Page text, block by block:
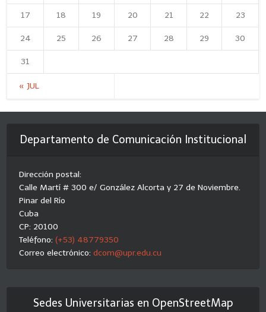
« JUL
17 18 19 20 21 22 23
24 25 26 27 28 29 30
31
Departamento de Comunicación Institucional
Dirección postal:
Calle Martí # 300 e/ González Alcorta y 27 de Noviembre.
Pinar del Río
Cuba
CP: 20100
Teléfono:(+53) 48779350
Correo electrónico:dcom@upr.edu.cu
Sedes Universitarias en OpenStreetMap